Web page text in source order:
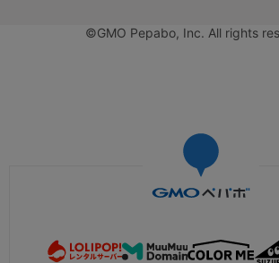
©GMO Pepabo, Inc. All rights